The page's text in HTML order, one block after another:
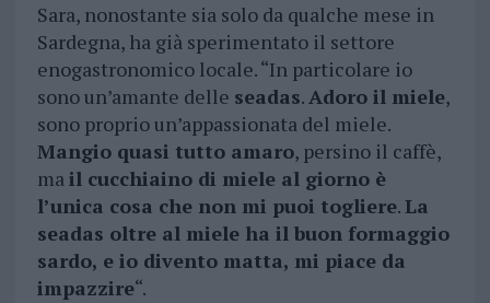
Sara, nonostante sia solo da qualche mese in
Sardegna, ha già sperimentato il settore
enogastronomico locale. “In particolare io
sono un’amante delle seadas.Adoro il miele,
sono proprio un’appassionata del miele.
Mangio quasi tutto amaro, persino il caffè,
mail cucchiaino di miele al giorno è
l’unica cosa che non mi puoi togliere.La
seadas oltre al miele ha il buon formaggio
sardo, e io divento matta, mi piace da
impazzire“.